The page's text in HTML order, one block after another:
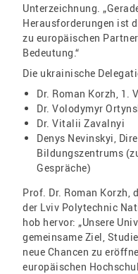
Unterzeichnung.
Herausforderungen ist
zu europäischen
Bedeutung.“
Die ukrainische
Dr. Roman Korzh, 1.
Dr. Volodymyr
Dr. Vitalii Zavalnyi
Denys Nevinskyi,
Bildungszentrums
Gespräche)
Prof. Dr. Roman Korzh,
der Lviv Polytechnic
hob hervor: „Unsere
gemeinsame Ziel,
neue Chancen zu
europäischen